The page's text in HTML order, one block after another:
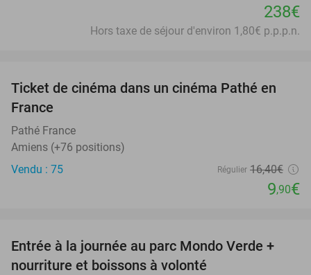
238€
Hors taxe de séjour d'environ 1,80€ p.p.p.n.
40%
Ticket de cinéma dans un cinéma Pathé en
France
Pathé France
Amiens (+76 positions)
Vendu : 75
Régulier 16,40€
9,90€
25%
Entrée à la journée au parc Mondo Verde +
nourriture et boissons à volonté